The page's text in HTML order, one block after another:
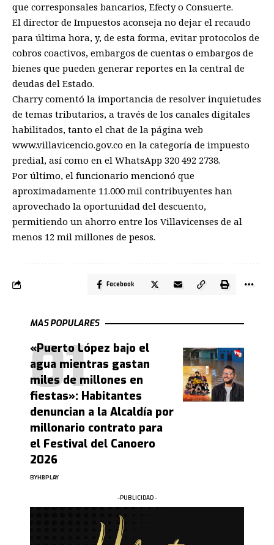
que corresponsales bancarios, Efecty o Consuerte.
El director de Impuestos aconseja no dejar el recaudo
para última hora, y, de esta forma, evitar protocolos de
cobros coactivos, embargos de cuentas o embargos de
bienes que pueden generar reportes en la central de
deudas del Estado.
Charry comentó la importancia de resolver inquietudes
de temas tributarios, a través de los canales digitales
habilitados, tanto el chat de la página web
www.villavicencio.gov.co en la categoría de impuesto
predial, así como en el WhatsApp 320 492 2738.
Por último, el funcionario mencionó que
aproximadamente 11.000 mil contribuyentes han
aprovechado la oportunidad del descuento,
permitiendo un ahorro entre los Villavicenses de al
menos 12 mil millones de pesos.
Facebook
MAS POPULARES
«Puerto López bajo el
agua mientras gastan
miles de millones en
fiestas»: Habitantes
denuncian a la Alcaldía por
millonario contrato para
el Festival del Canoero
2026
BYHBPLAY
-PUBLICIDAD -